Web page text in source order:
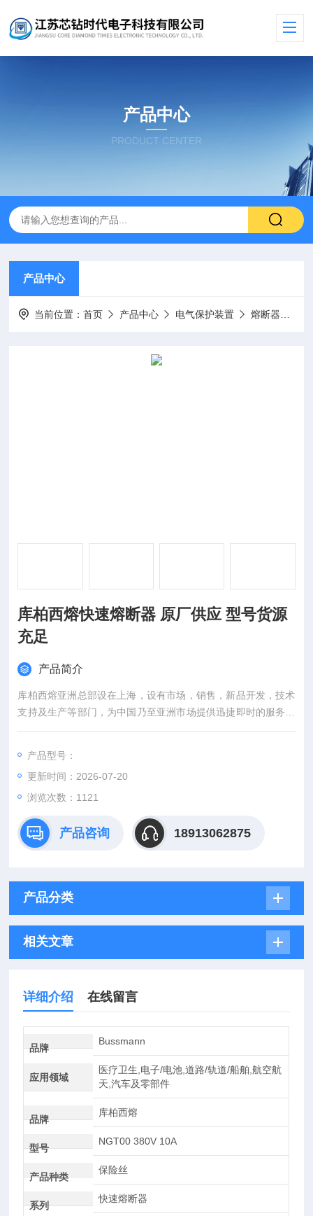
产品中心
PRODUCT CENTER
产品中心
当前位置：首页 产品中心 电气保护装置 熔断器
库柏西熔快速熔断器 原厂供应 型号货源
充足
产品简介
库柏西熔亚洲总部设在上海，设有市场，销售，新品开发，技术
支持及生产等部门，为中国乃至亚洲市场提供迅捷即时的服务。
多年来，库柏一直致力于在中国发展业务，也努力致力于中国经
型号货源充足
产品型号：
更新时间：2026-07-20
浏览次数：1121
产品咨询 18913062875
产品分类
相关文章
详细介绍 在线留言
品牌
Bussmann
应用领域
医疗卫生,电子/电池,道路/轨道/船舶,航空航
天,汽车及零部件
品牌
库柏西熔
型号
NGT00 380V 10A
产品种类
保险丝
系列
快速熔断器